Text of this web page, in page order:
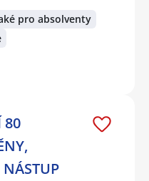
pro absolventy
80